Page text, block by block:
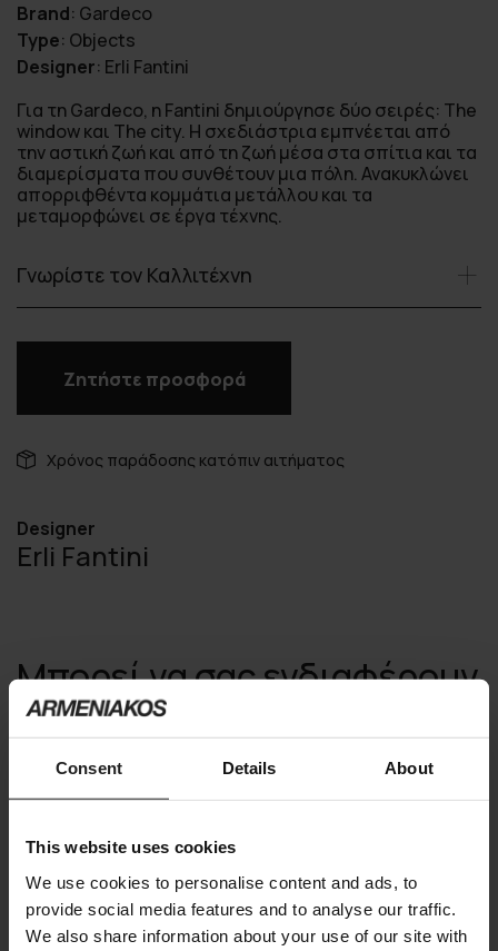
Consent Details About
This website uses cookies
We use cookies to personalise content and ads, to
provide social media features and to analyse our traffic.
We also share information about your use of our site with
Brand: Gardeco
Type: Objects
Designer: Erli Fantini
Για τη Gardeco, η Fantini δημιούργησε δύο σειρές: The
window και The city. Η σχεδιάστρια εμπνέεται από
την αστική ζωή και από τη ζωή μέσα στα σπίτια και τα
διαμερίσματα που συνθέτουν μια πόλη. Ανακυκλώνει
απορριφθέντα κομμάτια μετάλλου και τα
μεταμορφώνει σε έργα τέχνης.
Γνωρίστε τον Καλλιτέχνη
Ζητήστε προσφορά
Χρόνος παράδοσης κατόπιν αιτήματος
Designer
Erli Fantini
Μπορεί να σας ενδιαφέρουν